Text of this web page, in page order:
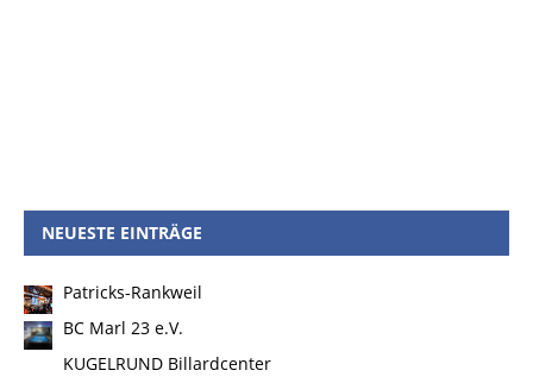
NEUESTE EINTRÄGE
Patricks-Rankweil
BC Marl 23 e.V.
KUGELRUND Billardcenter